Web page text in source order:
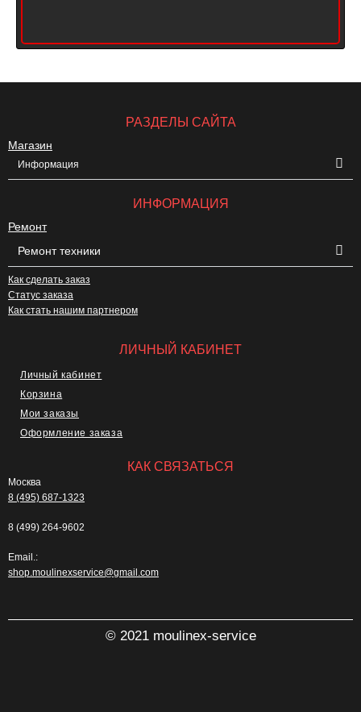
РАЗДЕЛЫ САЙТА
Магазин
Информация
ИНФОРМАЦИЯ
Ремонт
Ремонт техники
Как сделать заказ
Статус заказа
Как стать нашим партнером
ЛИЧНЫЙ КАБИНЕТ
Личный кабинет
Корзина
Мои заказы
Оформление заказа
КАК СВЯЗАТЬСЯ
Москва
8 (495) 687-1323
8 (499) 264-9602
Email.:
shop.moulinexservice@gmail.com
© 2021 moulinex-service